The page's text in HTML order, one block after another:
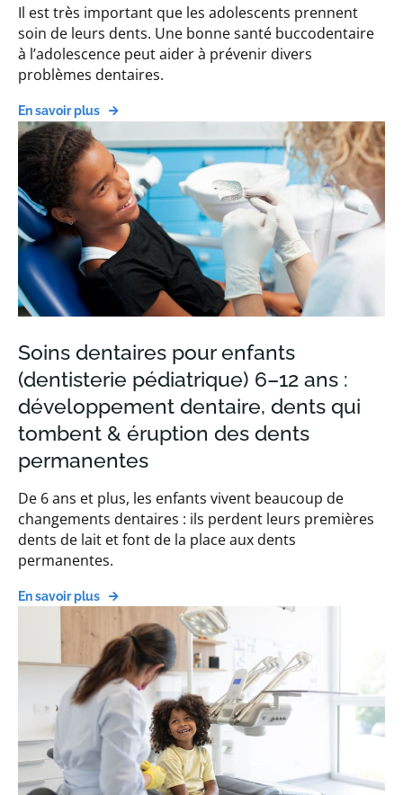
Il est très important que les adolescents prennent
soin de leurs dents. Une bonne santé buccodentaire
à l’adolescence peut aider à prévenir divers
problèmes dentaires.
En savoir plus
Soins dentaires pour enfants
(dentisterie pédiatrique) 6–12 ans :
développement dentaire, dents qui
tombent & éruption des dents
permanentes
De 6 ans et plus, les enfants vivent beaucoup de
changements dentaires : ils perdent leurs premières
dents de lait et font de la place aux dents
permanentes.
En savoir plus